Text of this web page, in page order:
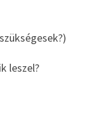
leszel?